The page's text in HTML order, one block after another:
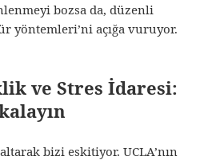
bozsa da, düzenli
yöntemleri’ni açığa vuruyor.
ve Stres İdaresi:
bizi eskitiyor. UCLA’nın